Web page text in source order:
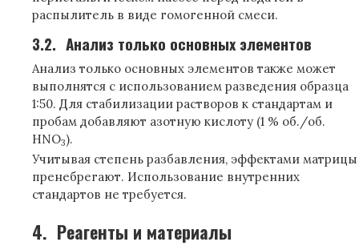
распылитель в виде гомогенной смеси.
3.2. Анализ только основных элементов
Анализ только основных элементов также может
выполнятся с использованием разведения образца
1:50. Для стабилизации растворов к стандартам и
пробам добавляют азотную кислоту (1 % об./об.
HNO3).
Учитывая степень разбавления, эффектами матрицы
пренебрегают. Использование внутренних
стандартов не требуется.
4. Реагенты и материалы